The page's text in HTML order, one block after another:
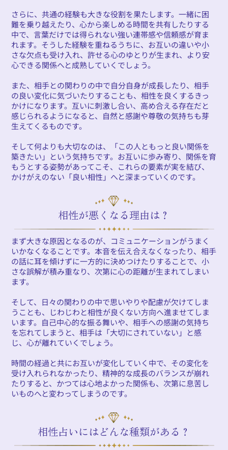
さらに、共通の経験も大きな役割を果たします。一緒に困
難を乗り越えたり、心から楽しめる時間を共有したりする
中で、言葉だけでは得られない強い連帯感や信頼感が育ま
れます。そうした経験を重ねるうちに、お互いの違いや小
さな欠点も受け入れ、許せる心のゆとりが生まれ、より安
心できる関係へと成熟していくでしょう。
また、相手との関わりの中で自分自身が成長したり、相手
の良い変化に気づいたりすることも、相性を良くするきっ
かけになります。互いに刺激し合い、高め合える存在だと
感じられるようになると、自然と感謝や尊敬の気持ちも芽
生えてくるものです。
そして何よりも大切なのは、「この人ともっと良い関係を
築きたい」という気持ちです。お互いに歩み寄り、関係を育
もうとする姿勢があってこそ、これらの要素が実を結び、
かけがえのない「良い相性」へと深まっていくのです。
相性が悪くなる理由は？
まず大きな原因となるのが、コミュニケーションがうまく
いかなくなることです。本音を伝え合えなくなったり、相手
の話に耳を傾けずに一方的に決めつけたりすることで、小
さな誤解が積み重なり、次第に心の距離が生まれてしまい
ます。
そして、日々の関わりの中で思いやりや配慮が欠けてしま
うことも、じわじわと相性が良くない方向へ進ませてしま
います。自己中心的な振る舞いや、相手への感謝の気持ち
を忘れてしまうと、相手は「大切にされていない」と感
じ、心が離れていくでしょう。
時間の経過と共にお互いが変化していく中で、その変化を
受け入れられなかったり、精神的な成長のバランスが崩れ
たりすると、かつては心地よかった関係も、次第に息苦し
いものへと変わってしまうのです。
相性占いにはどんな種類がある？